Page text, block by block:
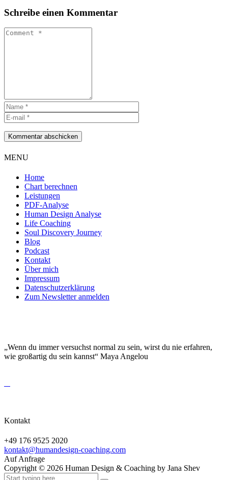
Schreibe einen Kommentar
Kommentar abschicken
MENU
Home
Chart berechnen
Leistungen
PDF-Analyse
Human Design Analyse
Life Coaching
Soul Discovery Journey
Blog
Podcast
Kontakt
Über mich
Impressum
Datenschutzerklärung
Zum Newsletter anmelden
„Wenn du immer versuchst normal zu sein, wirst du nie erfahren,
wie großartig du sein kannst“ Maya Angelou
Kontakt
+49 176 9525 2020
kontakt@humandesign-coaching.com
Auf Anfrage
Copyright © 2026 Human Design & Coaching by Jana Shev